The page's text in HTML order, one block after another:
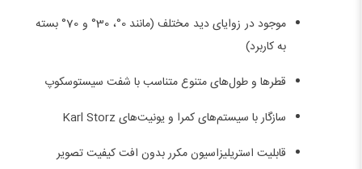
موجود در زوایای دید مختلف (مانند 0°، 30° و 70° بسته
به کاربرد)
قطرها و طول‌های متنوع متناسب با شفت سیستوسکوپ
سازگار با سیستم‌های کمرا و یونیت‌های Karl Storz
قابلیت استریلیزاسیون مکرر بدون افت کیفیت تصویر